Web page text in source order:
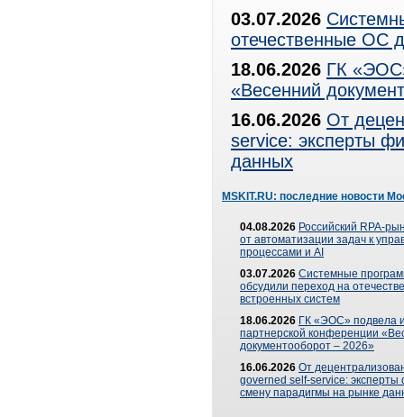
03.07.2026
отечественные ОС
18.06.2026 ГК
«Весенний
16.06.2026 От
service: эксперты
данных
MSKIT.RU: последние новости
04.08.2026 Российский RPA-
от автоматизации задач к
процессами и AI
03.07.2026 Системные
обсудили переход на
встроенных систем
18.06.2026 ГК «ЭОС» подвела
партнерской конференции
документооборот – 2026»
16.06.2026 От
governed self-service: эксперты
смену парадигмы на рынке